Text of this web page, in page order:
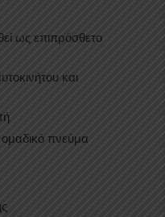
ως επιπρόσθετο
και
πνεύμα